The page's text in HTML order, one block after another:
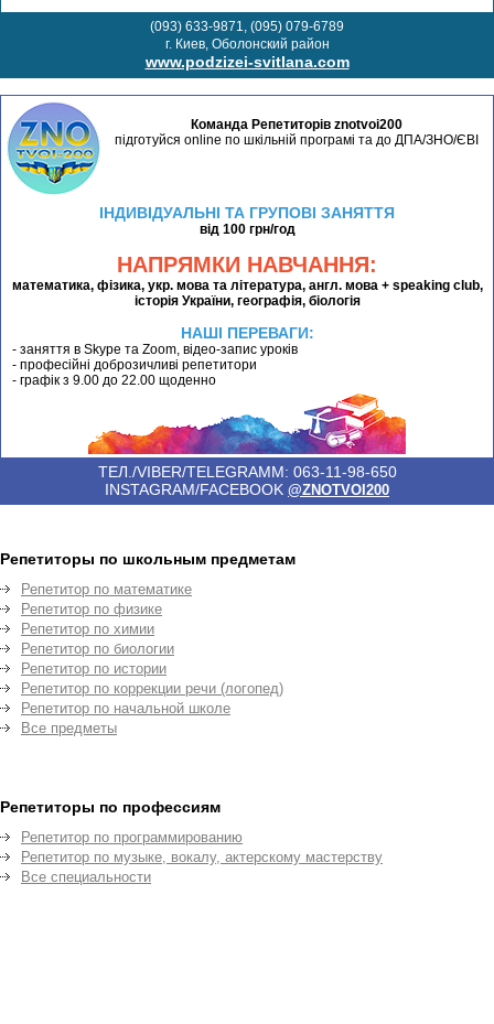
(093) 633-9871, (095) 079-6789
г. Киев, Оболонский район
www.podzizei-svitlana.com
Команда Репетиторів znotvoi200
підготуйся online по шкільній програмі та до ДПА/ЗНО/ЄВІ
ІНДИВІДУАЛЬНІ ТА ГРУПОВІ ЗАНЯТТЯ
від 100 грн/год
НАПРЯМКИ НАВЧАННЯ:
математика, фізика, укр. мова та література, англ. мова + speaking club,
історія України, географія, біологія
НАШІ ПЕРЕВАГИ:
- заняття в Skype та Zoom, відео-запис уроків
- професійні доброзичливі репетитори
- графік з 9.00 до 22.00 щоденно
ТЕЛ./VIBER/TELEGRAMM: 063-11-98-650
INSTAGRAM/FACEBOOK @ZNOTVOI200
Репетиторы по школьным предметам
Репетитор по математике
Репетитор по физике
Репетитор по химии
Репетитор по биологии
Репетитор по истории
Репетитор по коррекции речи (логопед)
Репетитор по начальной школе
Все предметы
Репетиторы по профессиям
Репетитор по программированию
Репетитор по музыке, вокалу, актерскому мастерству
Все специальности